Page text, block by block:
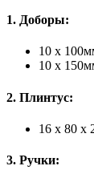
1. Доборы:
10 х
10 х
2. Плинтус:
16 x 80 x
3. Ручки: